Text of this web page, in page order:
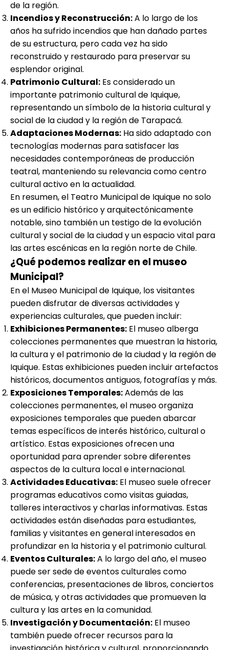
de la región.
Incendios y Reconstrucción:A lo largo de los
años ha sufrido incendios que han dañado partes
de su estructura, pero cada vez ha sido
reconstruido y restaurado para preservar su
esplendor original.
Patrimonio Cultural: Es considerado un
importante patrimonio cultural de Iquique,
representando un símbolo de la historia cultural y
social de la ciudad y la región de Tarapacá.
Adaptaciones Modernas: Ha sido adaptado con
tecnologías modernas para satisfacer las
necesidades contemporáneas de producción
teatral, manteniendo su relevancia como centro
cultural activo en la actualidad.
En resumen, el Teatro Municipal de Iquique no solo
es un edificio histórico y arquitectónicamente
notable, sino también un testigo de la evolución
cultural y social de la ciudad y un espacio vital para
las artes escénicas en la región norte de Chile.
¿Qué podemos realizar en el museo
Municipal?
En el Museo Municipal de Iquique, los visitantes
pueden disfrutar de diversas actividades y
experiencias culturales, que pueden incluir:
Exhibiciones Permanentes: El museo alberga
colecciones permanentes que muestran la historia,
la cultura y el patrimonio de la ciudad y la región de
Iquique. Estas exhibiciones pueden incluir artefactos
históricos, documentos antiguos, fotografías y más.
Exposiciones Temporales:Además de las
colecciones permanentes, el museo organiza
exposiciones temporales que pueden abarcar
temas específicos de interés histórico, cultural o
artístico. Estas exposiciones ofrecen una
oportunidad para aprender sobre diferentes
aspectos de la cultura local e internacional.
Actividades Educativas: El museo suele ofrecer
programas educativos como visitas guiadas,
talleres interactivos y charlas informativas. Estas
actividades están diseñadas para estudiantes,
familias y visitantes en general interesados en
profundizar en la historia y el patrimonio cultural.
Eventos Culturales:A lo largo del año, el museo
puede ser sede de eventos culturales como
conferencias, presentaciones de libros, conciertos
de música, y otras actividades que promueven la
cultura y las artes en la comunidad.
Investigación y Documentación: El museo
también puede ofrecer recursos para la